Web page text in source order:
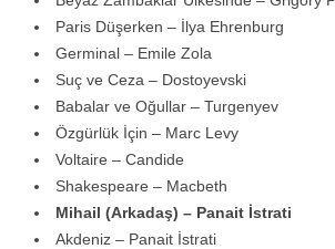
Paris Düşerken – İlya Ehrenburg
Germinal – Emile Zola
Suç ve Ceza – Dostoyevski
Babalar ve Oğullar – Turgenyev
Özgürlük İçin – Marc Levy
Voltaire – Candide
Shakespeare – Macbeth
Mihail (Arkadaş) – Panait İstrati
Akdeniz – Panait İstrati